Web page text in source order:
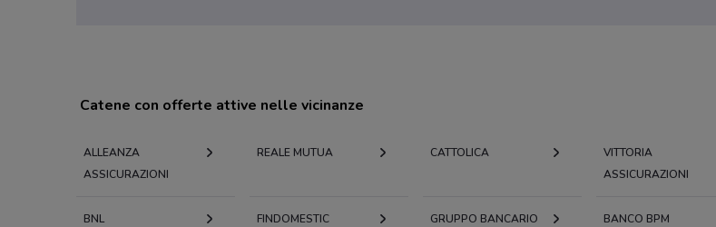
Catene con offerte attive nelle vicinanze
ALLEANZA
ASSICURAZIONI
REALE MUTUA CATTOLICA
VITTORIA
ASSICURAZIONI
BNL FINDOMESTIC
GRUPPO BANCARIO
BANCO BPM